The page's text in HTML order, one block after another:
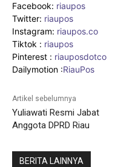
Facebook: riaupos
Twitter: riaupos
Instagram: riaupos.co
Tiktok : riaupos
Pinterest : riauposdotco
Dailymotion :RiauPos
Artikel sebelumnya
Yuliawati Resmi Jabat
Anggota DPRD Riau
BERITA LAINNYA